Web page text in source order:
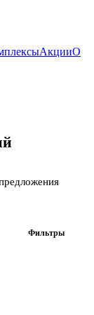
АкцииО
Фильтры